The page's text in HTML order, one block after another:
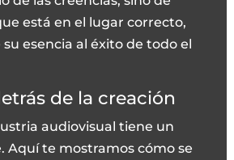
está en el lugar correcto,
esencia al éxito de todo el
de la creación
audiovisual tiene un
Aquí te mostramos cómo se